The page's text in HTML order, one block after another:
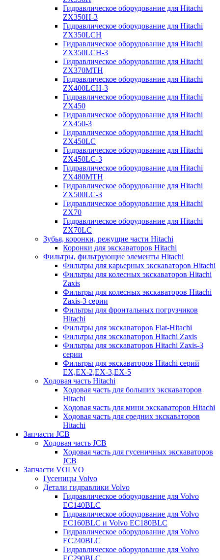
Гидравлическое оборудование для Hitachi
ZX350H-3
Гидравлическое оборудование для Hitachi
ZX350LCH
Гидравлическое оборудование для Hitachi
ZX350LCH-3
Гидравлическое оборудование для Hitachi
ZX370MTH
Гидравлическое оборудование для Hitachi
ZX400LCH-3
Гидравлическое оборудование для Hitachi
ZX450
Гидравлическое оборудование для Hitachi
ZX450-3
Гидравлическое оборудование для Hitachi
ZX450LC
Гидравлическое оборудование для Hitachi
ZX450LC-3
Гидравлическое оборудование для Hitachi
ZX480MTH
Гидравлическое оборудование для Hitachi
ZX500LC-3
Гидравлическое оборудование для Hitachi
ZX70
Гидравлическое оборудование для Hitachi
ZX70LC
Зубья, коронки, режущие части Hitachi
Коронки для экскаваторов Hitachi
Фильтры, фильтрующие элементы Hitachi
Фильтры для карьерных экскаваторов Hitachi
Фильтры для колесных экскаваторов Hitachi
Zaxis
Фильтры для колесных экскаваторов Hitachi
Zaxis-3 серии
Фильтры для фронтальных погрузчиков
Hitachi
Фильтры для экскаваторов Fiat-Hitachi
Фильтры для экскаваторов Hitachi Zaxis
Фильтры для экскаваторов Hitachi Zaxis-3
серии
Фильтры для экскаваторов Hitachi серий
EX,EX-2,EX-3,EX-5
Ходовая часть Hitachi
Ходовая часть для больших экскаваторов
Hitachi
Ходовая часть для мини экскаваторов Hitachi
Ходовая часть для средних экскаваторов
Hitachi
Запчасти JCB
Ходовая часть JCB
Ходовая часть для гусеничных экскаваторов
JCB
Запчасти VOLVO
Гусеницы Volvo
Детали гидравлики Volvo
Гидравлическое оборудование для Volvo
EC140BLC
Гидравлическое оборудование для Volvo
EC160BLC и Volvo EC180BLC
Гидравлическое оборудование для Volvo
EC240BLC
Гидравлическое оборудование для Volvo
EC290BLC